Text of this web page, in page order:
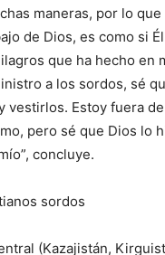
maneras, por lo
de Dios, es como si
que ha hecho
a los sordos, sé
vestirlos. Estoy fuera
pero sé que Dios lo
concluye.
sordos
(Kazajistán,